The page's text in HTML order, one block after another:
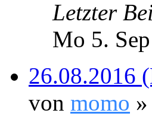
Letzter
Mo 5.
26.08.2016
von momo